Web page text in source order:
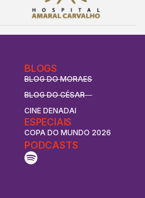
BLOGS
BLOG DO MORAES
BLOG DO CÉSAR
CINE DENADAI
ESPECIAIS
COPA DO MUNDO 2026
PODCASTS